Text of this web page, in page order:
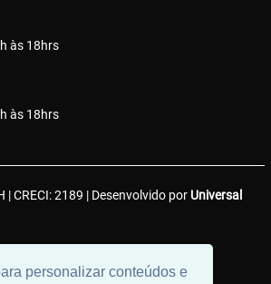
personalizar conteúdos e
às 18hrs
às 18hrs
CRECI: 2189 | Desenvolvido por Universal